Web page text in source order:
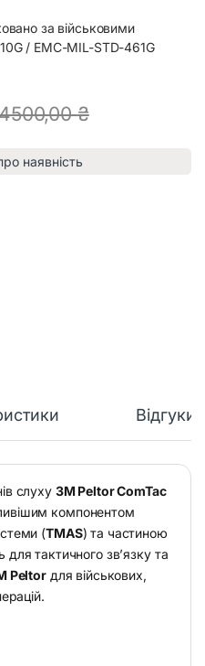
за військовими
/ EMC-MIL-STD-461G
₴
наявність
Відгуки
слуху 3M Peltor ComTac
компонентом
(TMAS) та частиною
для тактичного зв’язку та
Peltorдля військових,